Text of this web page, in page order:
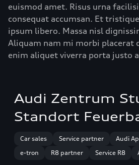
euismod amet. Risus urna
consequat accumsan. Et
ipsum libero. Massa nisl
Aliquam nam mi morbi placerat
enim aliquet viverra porta justo
Audi Zentrum
Standort
Car sales Service partner
Audi
e-tron
R8 partner Service R8